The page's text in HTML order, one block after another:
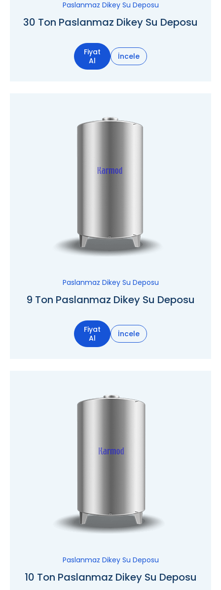
Paslanmaz Dikey Su Deposu
30 Ton Paslanmaz Dikey Su Deposu
Fiyat
Al
İncele
Paslanmaz Dikey Su Deposu
9 Ton Paslanmaz Dikey Su Deposu
Fiyat
Al
İncele
Paslanmaz Dikey Su Deposu
10 Ton Paslanmaz Dikey Su Deposu